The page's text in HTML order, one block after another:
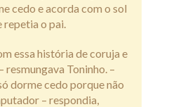
cedo e acorda com o sol
repetia o pai.
essa história de coruja e
resmungava Toninho. –
dorme cedo porque não
– respondia,